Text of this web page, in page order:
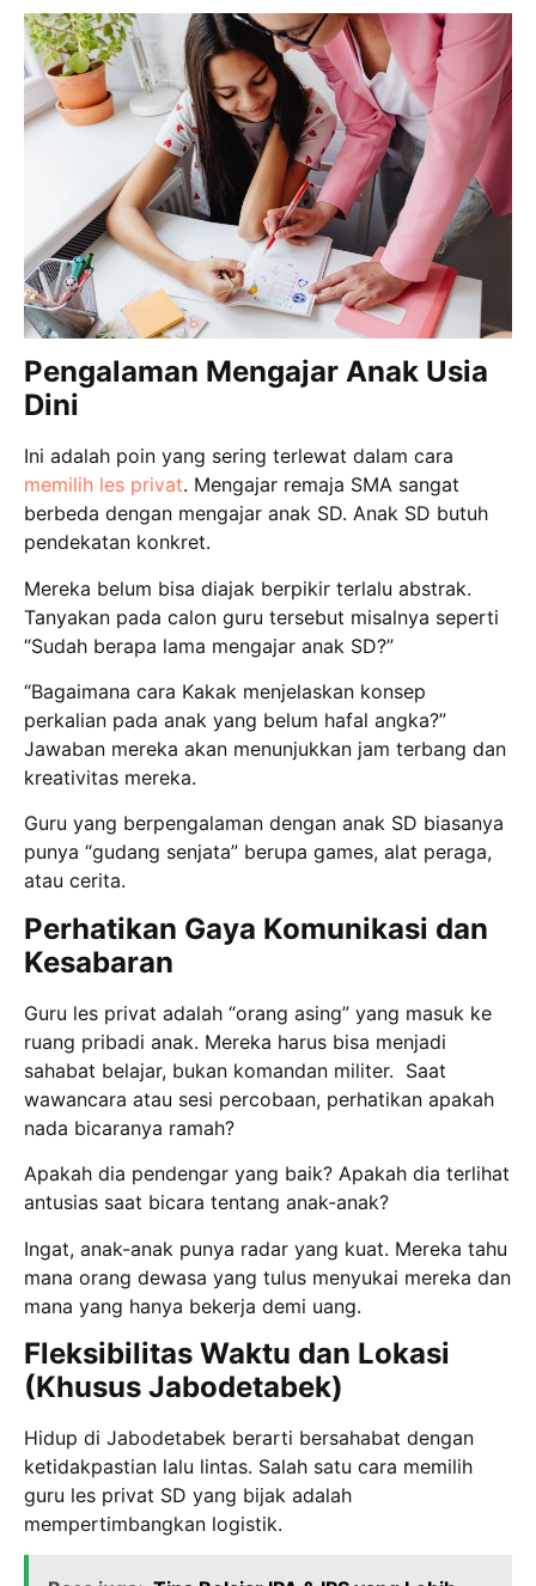
Pengalaman Mengajar Anak Usia
Dini
Ini adalah poin yang sering terlewat dalam cara
memilih les privat. Mengajar remaja SMA sangat
berbeda dengan mengajar anak SD. Anak SD butuh
pendekatan konkret.
Mereka belum bisa diajak berpikir terlalu abstrak.
Tanyakan pada calon guru tersebut misalnya seperti
“Sudah berapa lama mengajar anak SD?”
“Bagaimana cara Kakak menjelaskan konsep
perkalian pada anak yang belum hafal angka?”
Jawaban mereka akan menunjukkan jam terbang dan
kreativitas mereka.
Guru yang berpengalaman dengan anak SD biasanya
punya “gudang senjata” berupa games, alat peraga,
atau cerita.
Perhatikan Gaya Komunikasi dan
Kesabaran
Guru les privat adalah “orang asing” yang masuk ke
ruang pribadi anak. Mereka harus bisa menjadi
sahabat belajar, bukan komandan militer. Saat
wawancara atau sesi percobaan, perhatikan apakah
nada bicaranya ramah?
Apakah dia pendengar yang baik? Apakah dia terlihat
antusias saat bicara tentang anak-anak?
Ingat, anak-anak punya radar yang kuat. Mereka tahu
mana orang dewasa yang tulus menyukai mereka dan
mana yang hanya bekerja demi uang.
Fleksibilitas Waktu dan Lokasi
(Khusus Jabodetabek)
Hidup di Jabodetabek berarti bersahabat dengan
ketidakpastian lalu lintas. Salah satu cara memilih
guru les privat SD yang bijak adalah
mempertimbangkan logistik.